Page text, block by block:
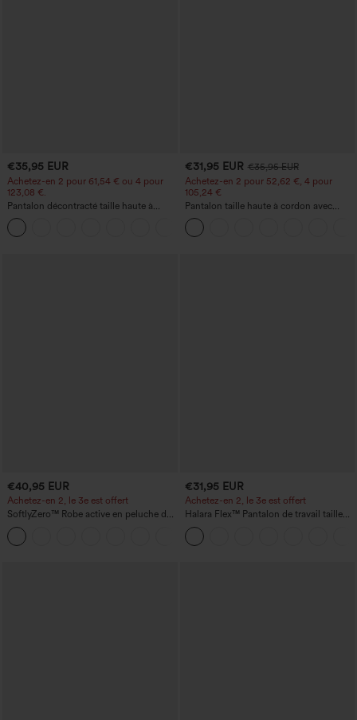
€35,95 EUR
Achetez-en 2 pour 61,54 € ou 4 pour
123,08 €.
Pantalon décontracté taille haute à
jambe droite, effet lin, avec poches
€31,95 EUR €35,95 EUR
Achetez-en 2 pour 52,62 €, 4 pour
105,24 €
Pantalon taille haute à cordon avec
poches, jambe large et coupe ample,
style décontracté, effet lin
€40,95 EUR
Achetez-en 2, le 3e est offert
SoftlyZero™ Robe active en peluche dos
nu — Édition Hyper Facile
€31,95 EUR
Achetez-en 2, le 3e est offert
Halara Flex™ Pantalon de travail taille
haute avec poche latérale arrière et
légère coupe évasée